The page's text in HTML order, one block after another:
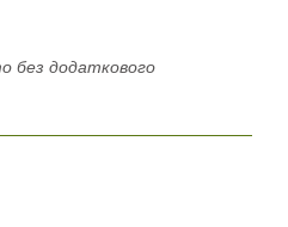
без додаткового